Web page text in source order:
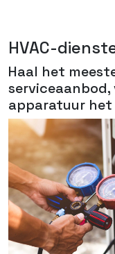
HVAC-
Haal het
serviceaanbod,
apparatuur het